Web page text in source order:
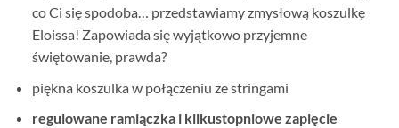
co Ci się spodoba… przedstawiamy zmysłową koszulkę
Eloissa! Zapowiada się wyjątkowo przyjemne
świętowanie, prawda?
piękna koszulka w połączeniu ze stringami
regulowane ramiączka i kilkustopniowe zapięcie